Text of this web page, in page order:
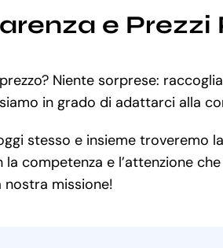
e
Niente sorprese:
in grado di adattarci alla
stesso e insieme troveremo
competenza e l’attenzione
missione!